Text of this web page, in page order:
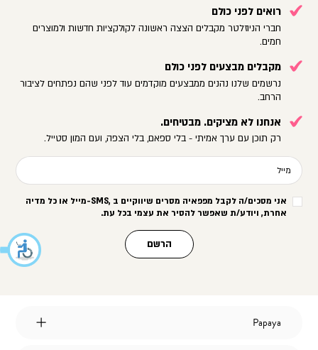
רואים לפני כולם
חברי הניוזלטר מקבלים הצצה ראשונה לקולקציות חדשות ולמוצרים
חמים.
מקבלים מבצעים לפני כולם
נרשמים שלנו נהנים ממבצעים מוקדמים עוד לפני שהם נפתחים לציבור
הרחב.
אנחנו לא מציקים. מבטיחים.
רק תוכן עם ערך אמיתי - בלי ספאם, בלי הצפה, ועם המון סטייל.
מייל
אני מסכים/ה לקבל מפפאיה מסרים שיווקיים ב -SMS,מייל או כל מדיה
אחרת, ויודע/ת שאפשר להסיר את עצמי בכל עת.
הרשם
Papaya
Papaya